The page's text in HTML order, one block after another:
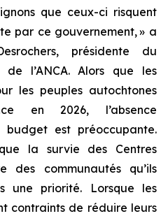
que ceux-ci risquent
par ce gouvernement, » a
présidente du
de l’ANCA. Alors que les
les peuples autochtones
en 2026, l’absence
budget est préoccupante.
la survie des Centres
des communautés qu’ils
une priorité. Lorsque les
contraints de réduire leurs